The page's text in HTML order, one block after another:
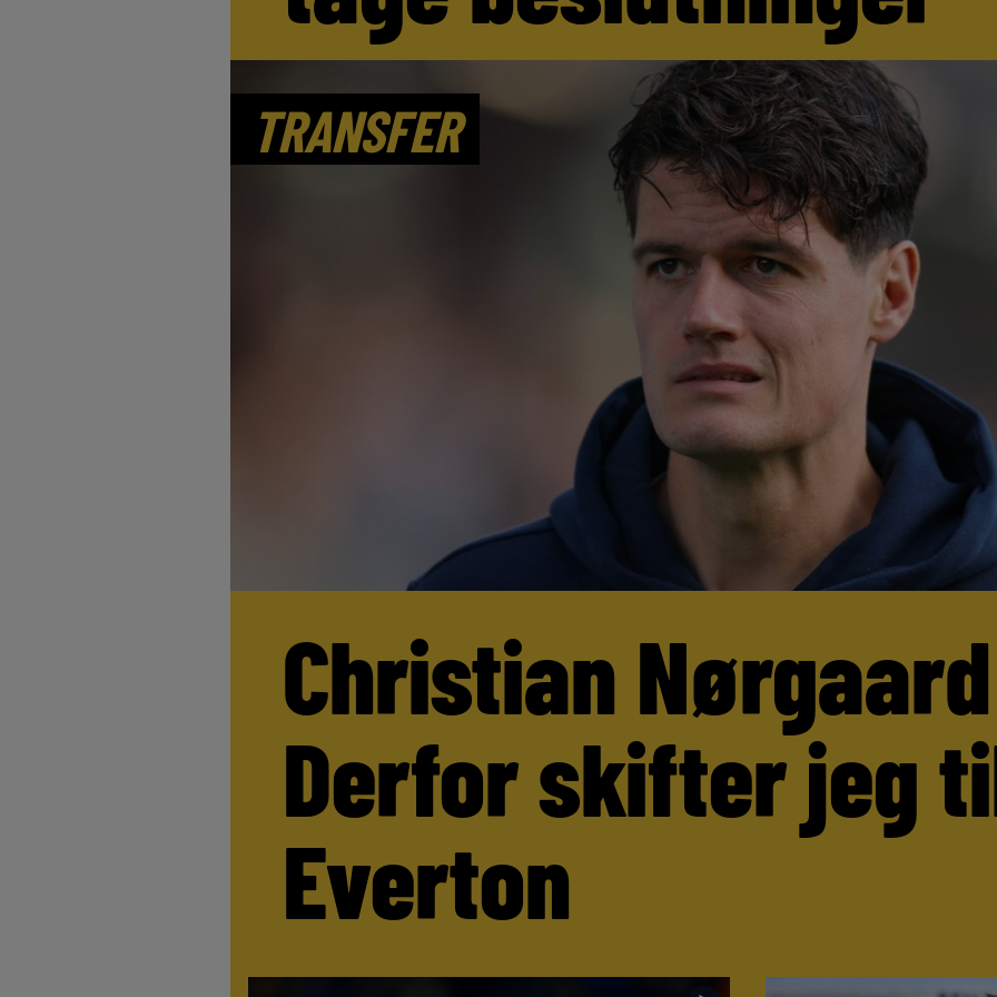
TRANSFER
Christian
Derfor skifter jeg
Everton